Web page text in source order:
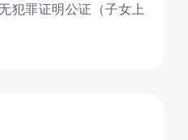
犯罪证明公证（子女上